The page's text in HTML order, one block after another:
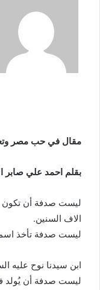
مقال في حب مصر
بقلم احمد علي صابر
ليست صدفة أن تكون
الاف السنين.
ليست صدفة تأخذ
ابن سيدنا نوح عليه
ليست صدفة أن يُولد